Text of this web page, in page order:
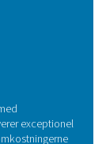
varierende
så kun
højt og lavt
hvilket